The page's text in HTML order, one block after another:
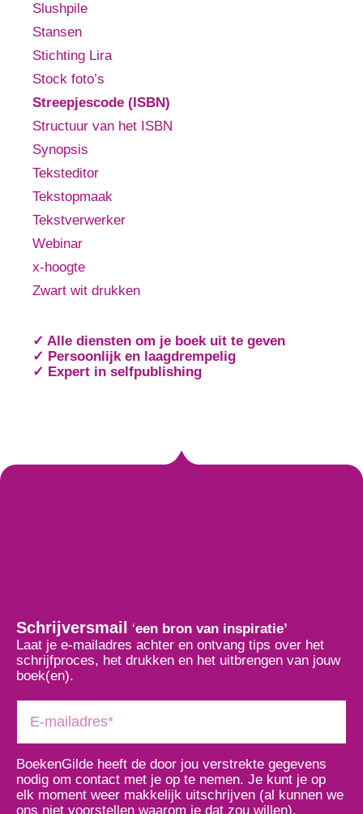
Slushpile
Stansen
Stichting Lira
Stock foto’s
Streepjescode (ISBN)
Structuur van het ISBN
Synopsis
Teksteditor
Tekstopmaak
Tekstverwerker
Webinar
x-hoogte
Zwart wit drukken
✓ Alle diensten om je boek uit te geven
✓ Persoonlijk en laagdrempelig
✓ Expert in selfpublishing
Schrijversmail ‘een bron van inspiratie’
Laat je e-mailadres achter en ontvang tips over het
schrijfproces, het drukken en het uitbrengen van jouw
boek(en).
BoekenGilde heeft de door jou verstrekte gegevens
nodig om contact met je op te nemen. Je kunt je op
elk moment weer makkelijk uitschrijven (al kunnen we
ons niet voorstellen waarom je dat zou willen).